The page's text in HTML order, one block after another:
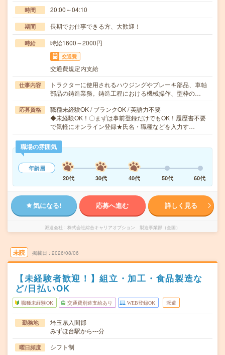
時間 20:00～04:10
期間 長期でお仕事できる方、大歓迎！
時給 時給1600～2000円
交通費
交通費規定内支給
仕事内容
トラクターに使用されるハウジングやブレーキ部品、車軸
部品の鋳造業務。鋳造工程における機械操作、型枠の…
応募資格
職種未経験OK / ブランクOK / 英語力不要
◆未経験OK！〇まずは事前登録だけでもOK！履歴書不要
で気軽にオンライン登録★氏名・職種などを入力す…
職場の雰囲気
年齢層
20代
30代 40代 50代 60代
気になる! 応募へ進む 詳しく見る
派遣会社 株式会社綜合キャリアオプション 製造事業部（全国）
未読 掲載日 2026/08/06
【未経験者歓迎！】組立・加工・食品製造な
ど/日払いOK
職種未経験OK 交通費別途支給あり WEB登録OK 派遣
勤務地
埼玉県入間郡
みずほ台駅から---分
曜日頻度 シフト制